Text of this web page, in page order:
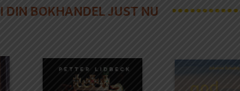
I DIN BOKHANDEL JUST NU